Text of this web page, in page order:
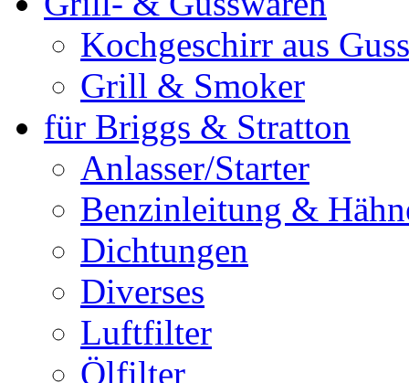
Kochgeschirr aus
Grill & Smoker
für Briggs & Stratton
Anlasser/Starter
Benzinleitung &
Dichtungen
Diverses
Luftfilter
Ölfilter